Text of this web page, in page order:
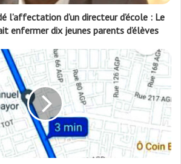
l’affectation d’un directeur d’école : Le
enfermer dix jeunes parents d’élèves